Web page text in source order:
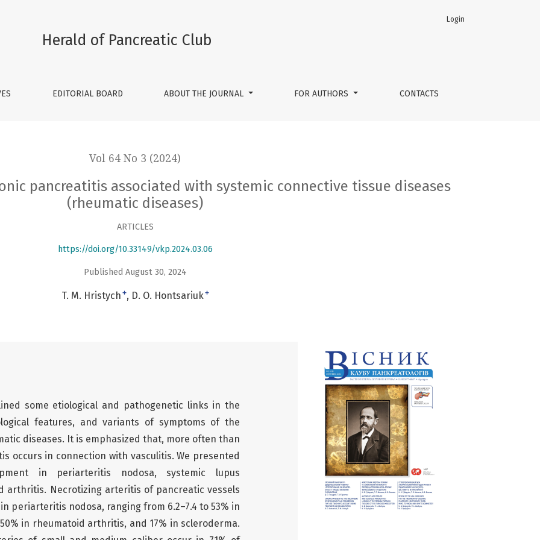
Herald of Pancreatic Club
EDITORIAL BOARD ABOUT THE JOURNAL FOR AUTHORS CONTACTS
Login
Vol 64 No 3 (2024)
pancreatitis associated with systemic connective tissue diseases
(rheumatic diseases)
ARTICLES
https://doi.org/10.33149/vkp.2024.03.06
Published August 30, 2024
T. M. Hristych + D. O. Hontsariuk+
some etiological and pathogenetic links in the
features, and variants of symptoms of the
diseases. It is emphasized that, more often than
occurs in connection with vasculitis. We presented
in periarteritis nodosa, systemic lupus
arthritis. Necrotizing arteritis of pancreatic vessels
periarteritis nodosa, ranging from 6.2–7.4 to 53% in
in rheumatoid arthritis, and 17% in scleroderma.